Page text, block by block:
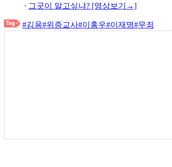
· 그곳이 알고싶냐? [영상보기→]
#김용#위증교사#이홍우#이재명#무죄